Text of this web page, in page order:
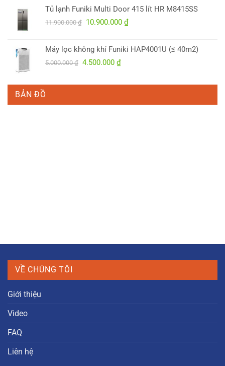
5.700.000 ₫.
là:
4.950.000 ₫.
Tủ lạnh Funiki Multi Door 415 lít HR M8415SS
11.900.000₫ Giá
11.900.000 ₫.
10.900.000 ₫Giá
là:
Máy lọc không khí Funiki HAP4001U (≤ 40m2)
5.000.000₫ Giá
là:
4.500.000 ₫Giá
tại
4.500.000 ₫.
BẢN ĐỒ
VỀ CHÚNG TÔI
Giới thiệu
Video
FAQ
Liên hệ